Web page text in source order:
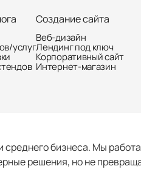
услуг
Создание сайта
Веб-дизайн
Лендинг под ключ
Корпоративный сайт
Интернет-магазин
Статьи Контакты
среднего бизнеса. Мы
решения, но не
сети.